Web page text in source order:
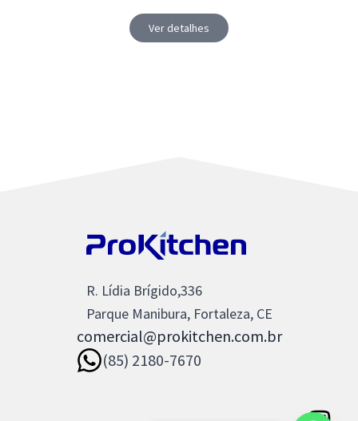
Ver detalhes
R. Lídia Brígido,336
Parque Manibura, Fortaleza, CE
comercial@prokitchen.com.br
(85) 2180-7670